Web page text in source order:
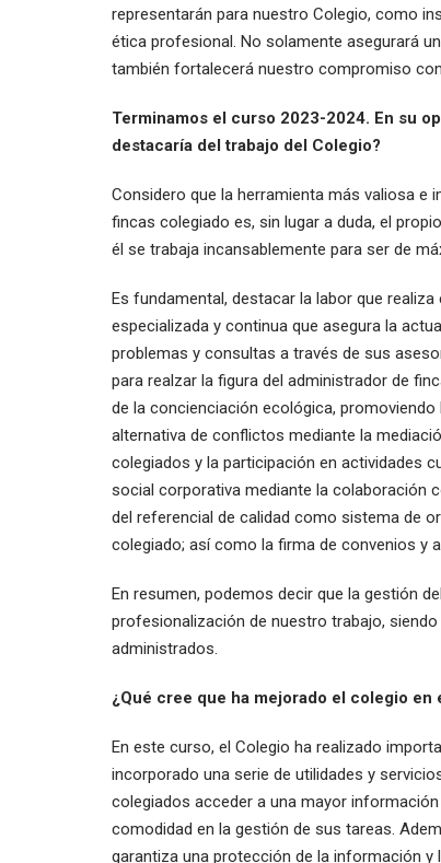
representarán para nuestro Colegio, como
ética profesional. No solamente asegurará
también fortalecerá nuestro compromiso
Terminamos el curso 2023-2024. En su
destacaría del trabajo del Colegio?
Considero que la herramienta más valiosa e
fincas colegiado es, sin lugar a duda, el
él se trabaja incansablemente para ser de
Es fundamental, destacar la labor que
especializada y continua que asegura la
problemas y consultas a través de sus
para realzar la figura del administrador de
de la concienciación ecológica,
alternativa de conflictos mediante la
colegiados y la participación en actividades
social corporativa mediante la colaboración
del referencial de calidad como sistema de
colegiado; así como la firma de convenios y
En resumen, podemos decir que la gestión
profesionalización de nuestro trabajo,
administrados.
¿Qué cree que ha mejorado el colegio en
En este curso, el Colegio ha realizado
incorporado una serie de utilidades y
colegiados acceder a una mayor
comodidad en la gestión de sus tareas.
garantiza una protección de la información